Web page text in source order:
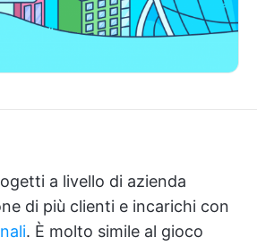
a livello di azienda
di più clienti e incarichi con
. È molto simile al gioco